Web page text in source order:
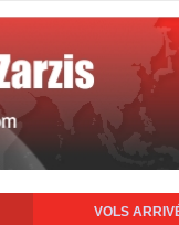
VOLS